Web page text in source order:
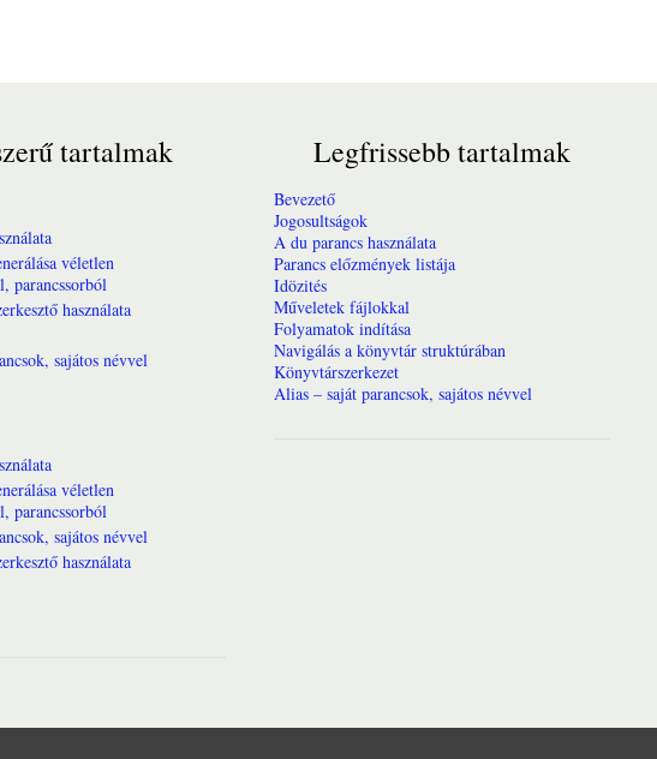
tartalmak
véletlen
parancssorból
használata
sajátos névvel
véletlen
parancssorból
sajátos névvel
használata
Legfrissebb tartalmak
Bevezető
Jogosultságok
A du parancs használata
Parancs előzmények listája
Idözités
Műveletek fájlokkal
Folyamatok indítása
Navigálás a könyvtár struktúrában
Könyvtárszerkezet
Alias – saját parancsok, sajátos névvel